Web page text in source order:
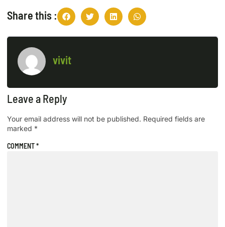
Share this :
vivit
Leave a Reply
Your email address will not be published. Required fields are
marked *
COMMENT*